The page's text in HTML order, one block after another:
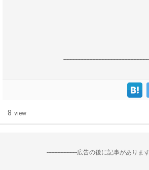
8 view
--------------------広告の後に記事があります